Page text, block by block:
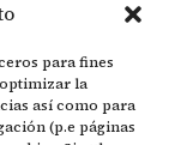
para fines
la
así como para
(p.e páginas